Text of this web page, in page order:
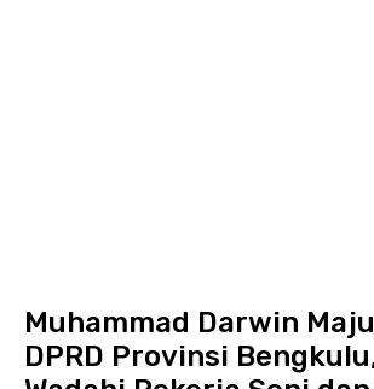
Muhammad Darwin
DPRD Provinsi